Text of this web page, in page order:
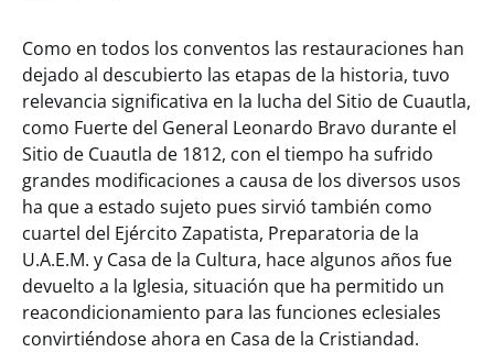
Como en todos los conventos las restauraciones han
dejado al descubierto las etapas de la historia, tuvo
relevancia significativa en la lucha del Sitio de Cuautla,
como Fuerte del General Leonardo Bravo durante el
Sitio de Cuautla de 1812, con el tiempo ha sufrido
grandes modificaciones a causa de los diversos usos
ha que a estado sujeto pues sirvió también como
cuartel del Ejército Zapatista, Preparatoria de la
U.A.E.M. y Casa de la Cultura, hace algunos años fue
devuelto a la Iglesia, situación que ha permitido un
reacondicionamiento para las funciones eclesiales
convirtiéndose ahora en Casa de la Cristiandad.